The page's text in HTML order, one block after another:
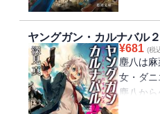
ヤングガン・カルナバル
¥681 (税
塵八は
女・ダニ
塵八か
た白猫